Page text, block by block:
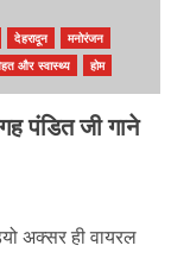
देहरादून
मनोरंजन
और स्वास्थ्य होम
पंडित जी गाने
अक्सर ही वायरल